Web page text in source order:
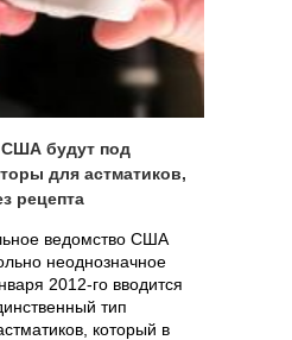
США будут под
для астматиков,
рецепта
ведомство США
неоднозначное
2012-го вводится
тип
который в